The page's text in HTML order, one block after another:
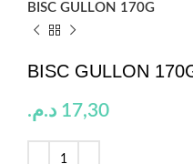
BISC GULLON 170G
BISC GULLON
17,30 د.م.